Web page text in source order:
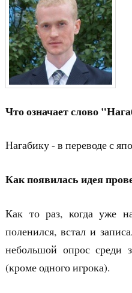
Что означает слово
Нагабику - в переводе с
Как появилась идея
Как то раз, когда уже
поленился, встал и
небольшой опрос среди
(кроме одного игрока).